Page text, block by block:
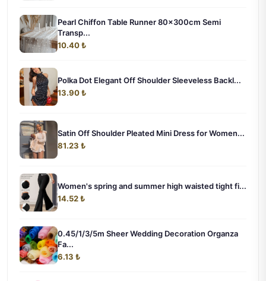
Pearl Chiffon Table Runner 80x300cm Semi
Transp...
10.40 ₺
Polka Dot Elegant Off Shoulder Sleeveless Backl...
13.90 ₺
Satin Off Shoulder Pleated Mini Dress for Women...
81.23 ₺
Women's spring and summer high waisted tight fi...
14.52 ₺
0.45/1/3/5m Sheer Wedding Decoration Organza
Fa...
6.13 ₺